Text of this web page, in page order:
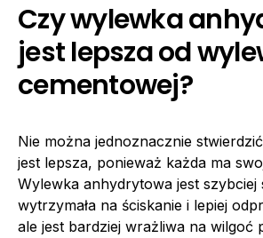
Czy wylewka
jest lepsza od
cementowej?
Nie można jednoznacznie
jest lepsza, ponieważ każda ma
Wylewka anhydrytowa jest szybciej
wytrzymała na ściskanie i lepiej
ale jest bardziej wrażliwa na wilgoć